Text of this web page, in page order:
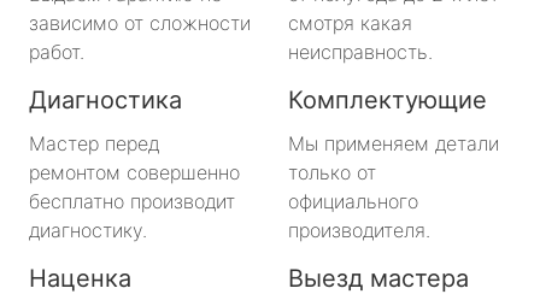
зависимо от сложности
работ.
смотря какая
неисправность.
Диагностика
Мастер перед
ремонтом совершенно
бесплатно производит
диагностику.
Комплектующие
Мы применяем детали
только от
официального
производителя.
Наценка Выезд мастера